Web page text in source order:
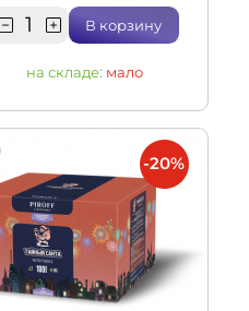
В корзину
на складе: мало
-20%